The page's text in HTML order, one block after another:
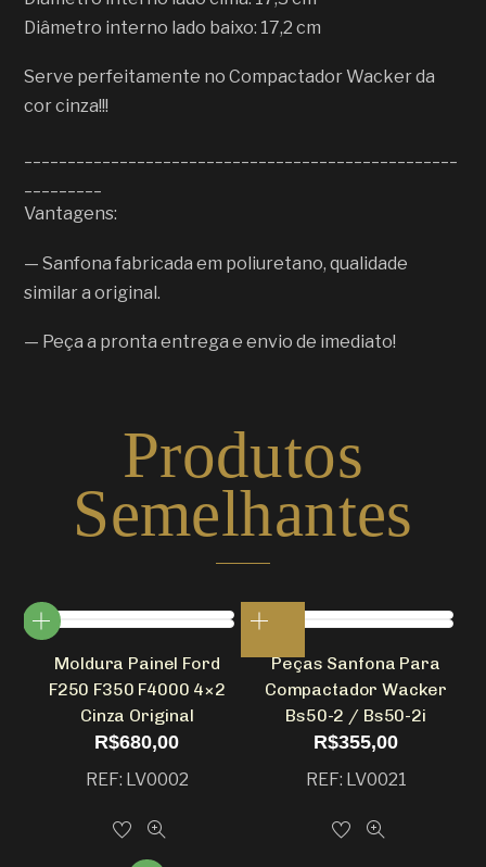
Diâmetro interno lado baixo: 17,2 cm
Serve perfeitamente no Compactador Wacker da
cor cinza!!!
Vantagens:
— Sanfona fabricada em poliuretano, qualidade
similar a original.
— Peça a pronta entrega e envio de imediato!
Produtos
Semelhantes
Moldura Painel Ford
F250 F350 F4000 4×2
Cinza Original
R$680,00
REF: LV0002
Peças Sanfona Para
Compactador Wacker
Bs50-2 / Bs50-2i
R$355,00
REF: LV0021